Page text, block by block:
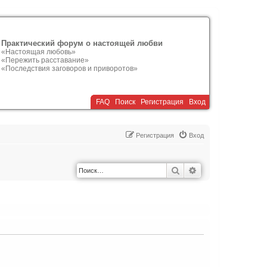
Практический форум о настоящей любви
«Настоящая любовь»
«Пережить расставание»
«Последствия заговоров и приворотов»
FAQ Поиск Регистрация Вход
Вход
Регистрация
Поиск